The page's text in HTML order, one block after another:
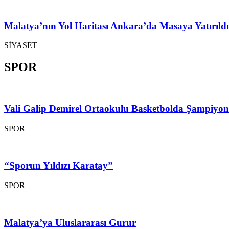
Malatya’nın Yol Haritası Ankara’da Masaya Yatırıldı
SİYASET
SPOR
Vali Galip Demirel Ortaokulu Basketbolda
SPOR
“Sporun Yıldızı Karatay”
SPOR
Malatya’ya Uluslararası Gurur